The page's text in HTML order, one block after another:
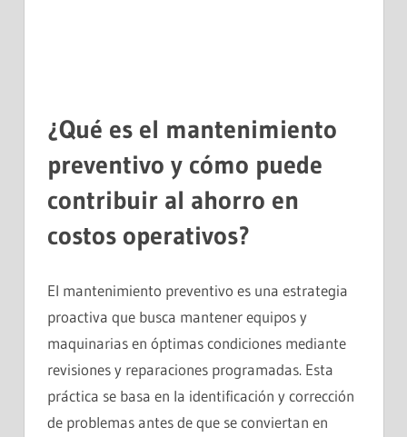
¿Qué es el mantenimiento
preventivo y cómo puede
contribuir al ahorro en
costos operativos?
El mantenimiento preventivo es una estrategia
proactiva que busca mantener equipos y
maquinarias en óptimas condiciones mediante
revisiones y reparaciones programadas. Esta
práctica se basa en la identificación y corrección
de problemas antes de que se conviertan en